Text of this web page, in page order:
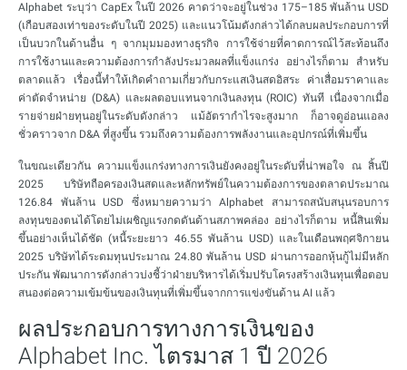
Alphabet ระบุว่า CapEx ในปี 2026 คาดว่าจะอยู่ในช่วง 175–185 พันล้าน USD
(เกือบสองเท่าของระดับในปี 2025) และแนวโน้มดังกล่าวได้กลบผลประกอบการที่
เป็นบวกในด้านอื่น ๆ จากมุมมองทางธุรกิจ การใช้จ่ายที่คาดการณ์ไว้สะท้อนถึง
การใช้งานและความต้องการกำลังประมวลผลที่แข็งแกร่ง อย่างไรก็ตาม สำหรับ
ตลาดแล้ว เรื่องนี้ทำให้เกิดคำถามเกี่ยวกับกระแสเงินสดอิสระ ค่าเสื่อมราคาและ
ค่าตัดจำหน่าย (D&A) และผลตอบแทนจากเงินลงทุน (ROIC) ทันที เนื่องจากเมื่อ
รายจ่ายฝ่ายทุนอยู่ในระดับดังกล่าว แม้อัตรากำไรจะสูงมาก ก็อาจดูอ่อนแอลง
ชั่วคราวจาก D&A ที่สูงขึ้น รวมถึงความต้องการพลังงานและอุปกรณ์ที่เพิ่มขึ้น
ในขณะเดียวกัน ความแข็งแกร่งทางการเงินยังคงอยู่ในระดับที่น่าพอใจ ณ สิ้นปี
2025 บริษัทถือครองเงินสดและหลักทรัพย์ในความต้องการของตลาดประมาณ
126.84 พันล้าน USD ซึ่งหมายความว่า Alphabet สามารถสนับสนุนรอบการ
ลงทุนของตนได้โดยไม่เผชิญแรงกดดันด้านสภาพคล่อง อย่างไรก็ตาม หนี้สินเพิ่ม
ขึ้นอย่างเห็นได้ชัด (หนี้ระยะยาว 46.55 พันล้าน USD) และในเดือนพฤศจิกายน
2025 บริษัทได้ระดมทุนประมาณ 24.80 พันล้าน USD ผ่านการออกหุ้นกู้ไม่มีหลัก
ประกัน พัฒนาการดังกล่าวบ่งชี้ว่าฝ่ายบริหารได้เริ่มปรับโครงสร้างเงินทุนเพื่อตอบ
สนองต่อความเข้มข้นของเงินทุนที่เพิ่มขึ้นจากการแข่งขันด้าน AI แล้ว
ผลประกอบการทางการเงินของ
Alphabet Inc. ไตรมาส 1 ปี 2026